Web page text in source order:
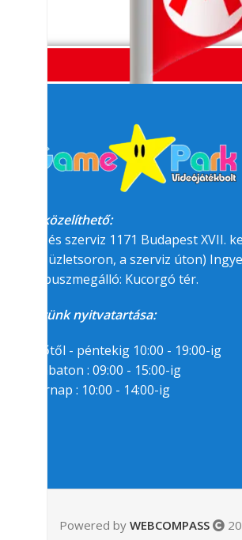
Segítségre van
06/30/94-22-55-8
Messenger
Megközelíthető:
üzlet és szerviz 1171 Budapest XVII.
felőli üzletsoron, a szerviz úton)
BKK buszmegálló: Kucorgó tér.
Üzletünk nyitvatartása:
Hétfőtől - péntekig 10:00 - 19:00-ig
Szombaton : 09:00 - 15:00-ig
Vasárnap : 10:00 - 14:00-ig
Powered by WEBCOMPASS